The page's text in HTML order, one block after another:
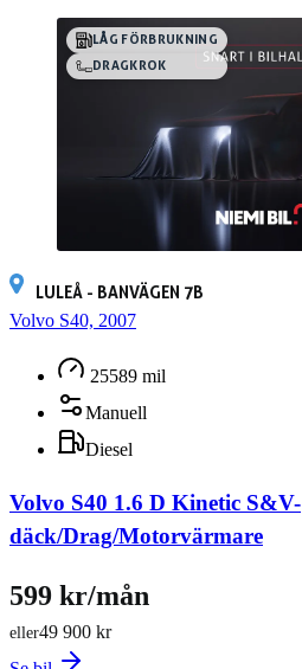
LÅG FÖRBRUKNING
DRAGKROK
LULEÅ - BANVÄGEN 7B
Volvo S40, 2007
25589 mil
Manuell
Diesel
Volvo S40 1.6 D Kinetic S&V-
däck/Drag/Motorvärmare
49 900 kr
eller
599 kr/mån